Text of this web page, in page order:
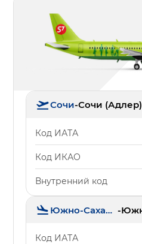
Сочи-Сочи (Адлер)
Код ИАТА
Код ИКАО
Внутренний код
Южно-Сахалинск -
Код ИАТА